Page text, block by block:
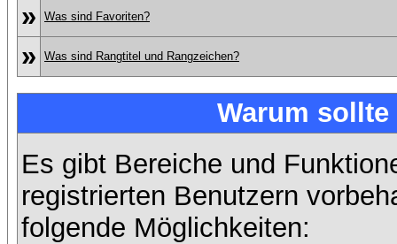
» Was sind Favoriten?
» Was sind Rangtitel und Rangzeichen?
Warum
Es gibt Bereiche und
registrierten Benutzern
folgende Möglichkeiten: